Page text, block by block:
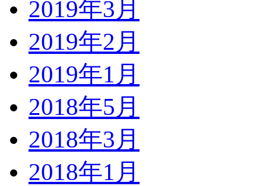
2019年3月
2019年2月
2019年1月
2018年5月
2018年3月
2018年1月